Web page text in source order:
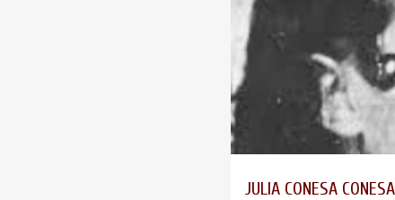
JULIA CONESA